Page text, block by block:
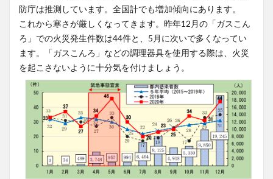
防庁は推測しています。全国計でも増加傾向にあります。
これから寒さが厳しくなってきます。昨年12月の「ガスこん
ろ」での火災発生件数は44件と、5月に次いで多くなってい
ます。「ガスこんろ」などの調理器具を使用する際は、火災
を起こさないように十分気を付けましょう。